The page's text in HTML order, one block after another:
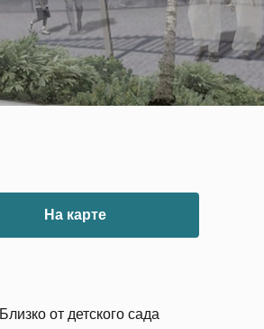
На карте
Близко от детского сада